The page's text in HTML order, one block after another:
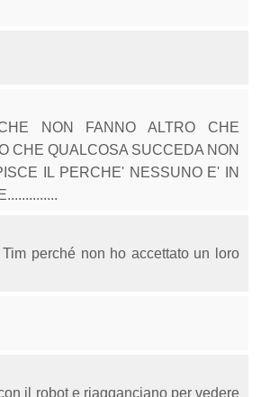
NON FANNO ALTRO CHE
CHE QUALCOSA SUCCEDA NON
IL PERCHE' NESSUNO E' IN
perché non ho accettato un loro
il robot e riagganciano per vedere